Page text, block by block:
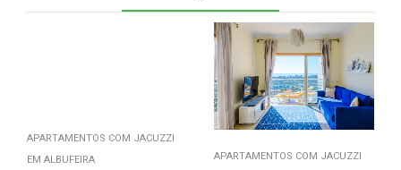
APARTAMENTOS COM JACUZZI
EM ALBUFEIRA
APARTAMENTOS COM JACUZZI